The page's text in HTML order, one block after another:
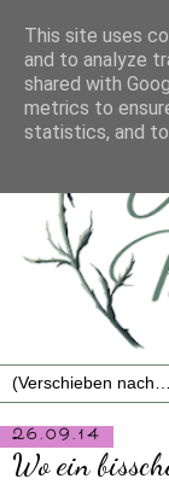
26.09.14
Wo ein
This site uses
and to analyze
shared with
metrics to
statistics, and